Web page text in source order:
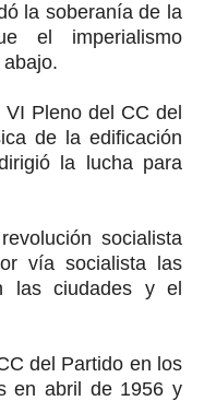
la soberanía de la
el imperialismo
Pleno del CC del
de la edificación
la lucha para
socialista
vía socialista las
las ciudades y el
del Partido en los
en abril de 1956 y